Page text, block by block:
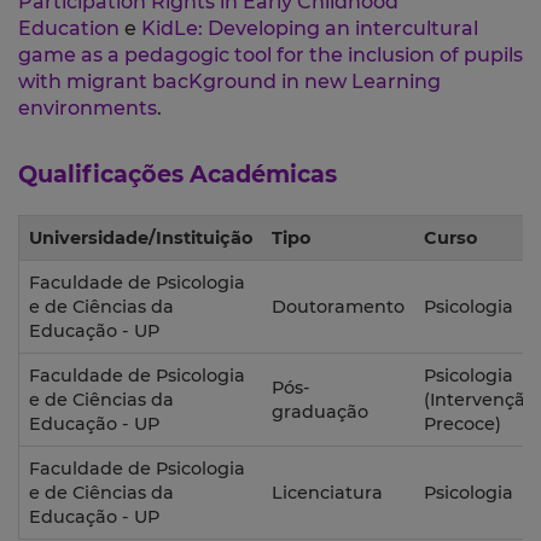
Education e KidLe: Developing an intercultural
game as a pedagogic tool for the inclusion of pupils
with migrant bacKground in new Learning
environments.
Qualificações Académicas
Universidade/Instituição Tipo Curso
Faculdade de Psicologia
e de Ciências da
Educação - UP
Doutoramento Psicologia
Faculdade de Psicologia
e de Ciências da
Educação - UP
Pós-
graduação
Psicologia
(Intervenção
Precoce)
Faculdade de Psicologia
e de Ciências da
Educação - UP
Licenciatura Psicologia